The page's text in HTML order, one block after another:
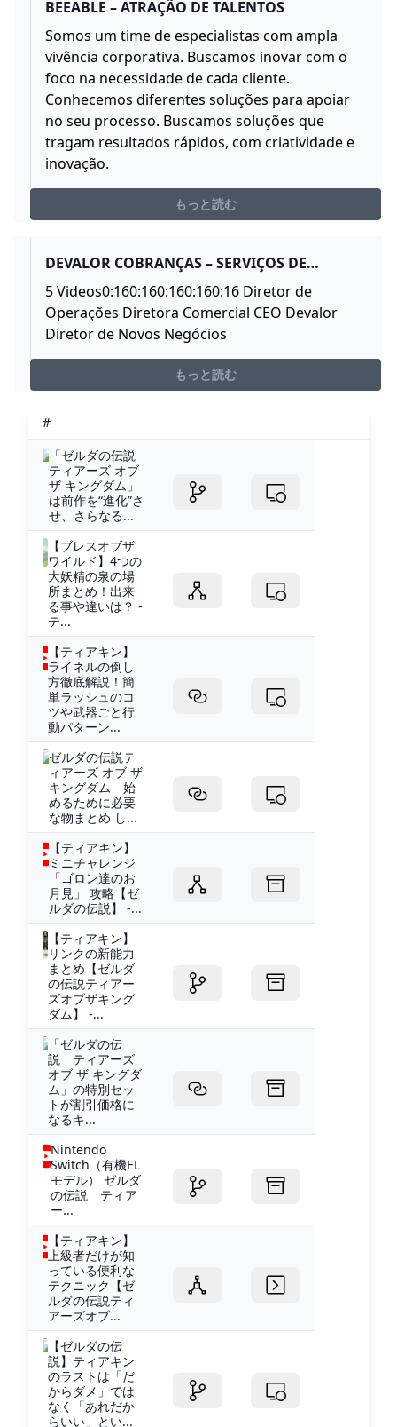
BEEABLE – ATRAÇÃO DE TALENTOS
Somos um time de especialistas com ampla
vivência corporativa. Buscamos inovar com o
foco na necessidade de cada cliente.
Conhecemos diferentes soluções para apoiar
no seu processo. Buscamos soluções que
tragam resultados rápidos, com criatividade e
inovação.
もっと読む
DEVALOR COBRANÇAS – SERVIÇOS DE
RECUPERAÇÃO DE CRÉDITO
5 Videos0:160:160:160:160:16 Diretor de
Operações Diretora Comercial CEO Devalor
Diretor de Novos Negócios
もっと読む
#
「ゼルダの伝説
ティアーズ オブ
ザ キングダム」
は前作を“進化”さ
せ、さらなる...
【ブレスオブザ
ワイルド】4つの
大妖精の泉の場
所まとめ！出来
る事や違いは？ -
テ...
【ティアキン】
ライネルの倒し
方徹底解説！簡
単ラッシュのコ
ツや武器ごと行
動パターン...
ゼルダの伝説テ
ィアーズ オブ ザ
キングダム 始
めるために必要
な物まとめ し...
【ティアキン】
ミニチャレンジ
「ゴロン達のお
月見」 攻略【ゼ
ルダの伝説】 -...
【ティアキン】
リンクの新能力
まとめ【ゼルダ
の伝説ティアー
ズオブザキング
ダム】 -...
「ゼルダの伝
説 ティアーズ
オブ ザ キングダ
ム」の特別セッ
トが割引価格に
なるキ...
Nintendo
Switch（有機EL
モデル） ゼルダ
の伝説 ティア
ー...
【ティアキン】
上級者だけが知
っている便利な
テクニック【ゼ
ルダの伝説ティ
アーズオブ...
【ゼルダの伝
説】ティアキン
のラストは「だ
からダメ」では
なく「あれだか
らいい」とい...